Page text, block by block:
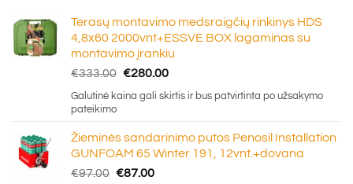
Terasų montavimo medsraigčių rinkinys HDS
4,8x60 2000vnt+ESSVE BOX lagaminas su
montavimo įrankiu
€333.00 Original
price
was:
€280.00Current
price
Galutinė kaina gali skirtis ir bus patvirtinta po užsakymo
pateikimo
Žieminės sandarinimo putos Penosil Installation
GUNFOAM 65 Winter 191, 12vnt.+dovana
€97.00 Original
€87.00Current